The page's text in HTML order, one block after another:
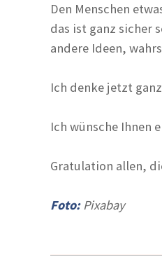
Den Menschen
das ist ganz sicher
andere Ideen,
Ich denke jetzt
Ich wünsche Ihnen
Gratulation allen,
Foto:Pixabay